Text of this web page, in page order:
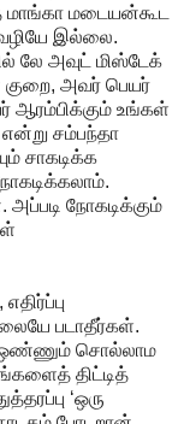
மடையன்கூட
இல்லை.
லே அவுட் மிஸ்டேக்
குறை, அவர் பெயர்
ஆரம்பிக்கும் உங்கள்
சம்பந்தா
சாகடிக்க
நோகடிக்கும்
படாதீர்கள்.
ஒண்ணும் சொல்லாம
திட்டித்
‘ஒரு